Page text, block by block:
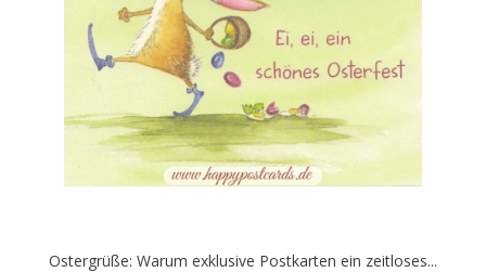
Ostergrüße: Warum exklusive Postkarten ein zeitloses...